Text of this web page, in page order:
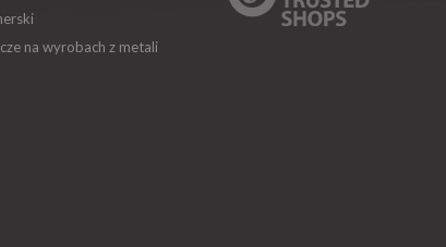
na wyrobach z metali